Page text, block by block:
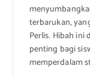
terbarukan,
Perlis. Hibah
penting bagi
memperdalam